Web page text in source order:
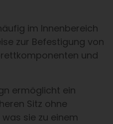
im Innenbereich
zur Befestigung von
und
ermöglicht ein
Sitz ohne
sie zu einem